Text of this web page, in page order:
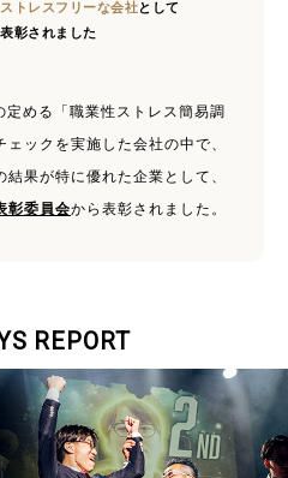
ストレスフリーな会社として
表彰されました
定める「職業性ストレス簡易調
ックを実施した会社の中で、
果が特に優れた企業として、
彰委員会から表彰されました。
REPORT